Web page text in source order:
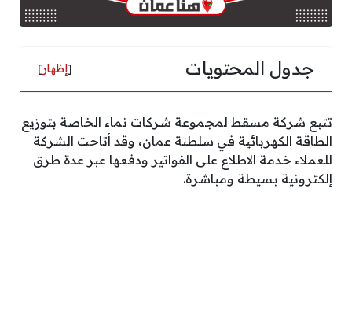
جدول المحتويات [إظهار]
تتبع شركة مسقط لمجموعة شركات نماء الخاصة بتوزيع
الطاقة الكهربائية في سلطنة عمان، وقد أتاحت الشركة
للعملاء خدمة الاطلاع على الفواتير ودفعها عبر عدة طرق
إلكترونية بسيطة ومباشرة.